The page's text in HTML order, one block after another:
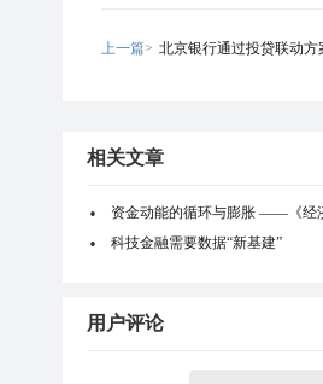
上一篇> 北京银行通过投贷联动方
相关文章
资金动能的循环与膨胀 ——《经
科技金融需要数据“新基建”
用户评论